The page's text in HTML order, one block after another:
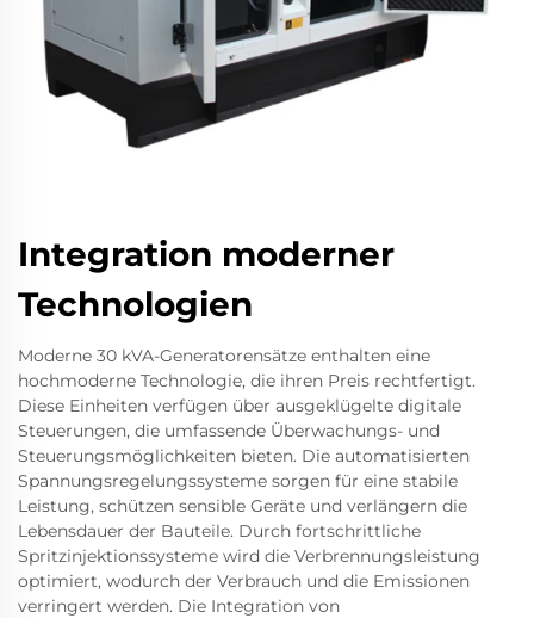
Integration moderner
Technologien
Moderne 30 kVA-Generatorensätze enthalten eine
hochmoderne Technologie, die ihren Preis rechtfertigt.
Diese Einheiten verfügen über ausgeklügelte digitale
Steuerungen, die umfassende Überwachungs- und
Steuerungsmöglichkeiten bieten. Die automatisierten
Spannungsregelungssysteme sorgen für eine stabile
Leistung, schützen sensible Geräte und verlängern die
Lebensdauer der Bauteile. Durch fortschrittliche
Spritzinjektionssysteme wird die Verbrennungsleistung
optimiert, wodurch der Verbrauch und die Emissionen
verringert werden. Die Integration von